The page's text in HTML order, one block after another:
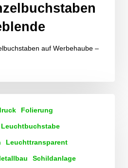
auf Werbehaube –
Folierung
Leuchtbuchstabe
Leuchttransparent
Schildanlage